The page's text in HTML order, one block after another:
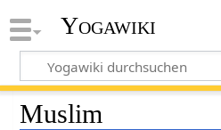
Yogawiki
Muslim